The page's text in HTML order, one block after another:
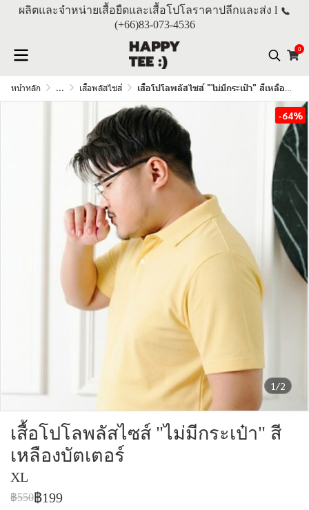
ผลิตและจำหน่ายเสื้อยืดและเสื้อโปโลราคาปลีกและส่ง l
(+66)83-073-4536
0
หน้าหลัก ... เสื้อพลัสไซส์ เสื้อโปโลพลัสไซส์ "ไม่มีกระเป๋า" สีเหลืองบัตเตอร์
1/2
-64%
เสื้อโปโลพลัสไซส์ "ไม่มีกระเป๋า" สี
เหลืองบัตเตอร์
XL
฿550฿199